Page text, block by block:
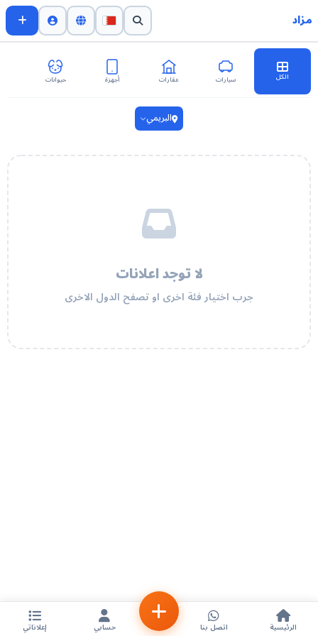
مزاد
الكل سيارات عقارات أجهزة حيوانات
البريمي
لا توجد اعلانات
جرب اختيار فئة اخرى او تصفح الدول الاخرى
الرئيسية اتصل بنا حسابي إعلاناتي